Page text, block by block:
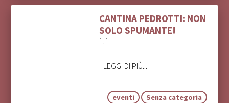
CANTINA PEDROTTI: NON
SOLO SPUMANTE!
[...]
LEGGI DI PIÙ...
eventi
Senza categoria